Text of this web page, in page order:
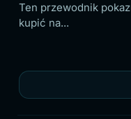
porządkuje pięć
nosić...